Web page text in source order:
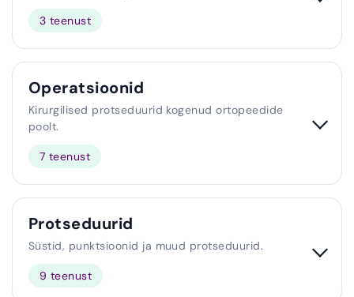
3 teenust
Operatsioonid
Kirurgilised protseduurid kogenud ortopeedide
poolt.
7 teenust
Protseduurid
Süstid, punktsioonid ja muud protseduurid.
9 teenust